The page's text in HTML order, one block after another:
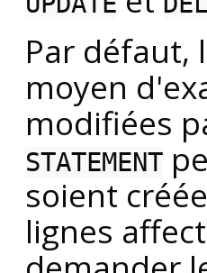
Par défaut,
moyen
modifiées
STATEMENT
soient
lignes